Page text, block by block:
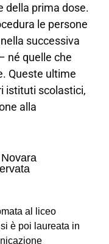
della prima dose.
le persone
successiva
né quelle che
Queste ultime
istituti scolastici,
alla
al liceo
è poi laureata in